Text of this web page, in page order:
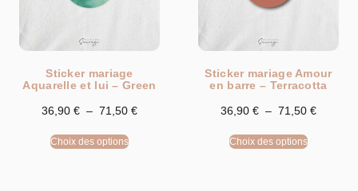
Sticker mariage
Aquarelle et lui – Green
36,90 € – 71,50 €
Choix des options
Sticker mariage Amour
en barre – Terracotta
36,90 € – 71,50 €
Choix des options